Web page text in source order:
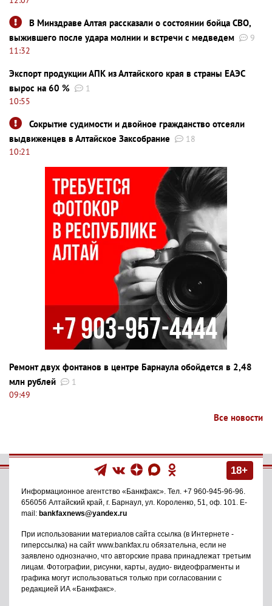
В Минздраве Алтая рассказали о состоянии бойца СВО,
выжившего после удара молнии и встречи с медведем
9
11:32
Экспорт продукции АПК из Алтайского края в страны ЕАЭС
вырос на 60 %
1
10:55
Сокрытие судимости и двойное гражданство отсеяли
выдвиженцев в Алтайское Заксобрание
18
10:21
Ремонт двух фонтанов в центре Барнаула обойдется в 2,48
млн рублей
1
09:49
Все новости
18+
Информационное агентство «Банкфакс» . Тел. +7 960-945-96-96
656056 Алтайский край, г. Барнаул ул. Короленко, 51, оф. 101
. E-
mail: bankfaxnews@yandex.ru
При использовании материалов сайта ссылка (в Интернете -
гиперссылка) на сайт www.bankfax.ru обязательна, если не
заявлено однозначно, что авторские права принадлежат третьим
лицам. Фотографии, рисунки, карты, аудио- видеофрагменты и
графика могут использоваться только при согласовании с
редакцией ИА «Банкфакс».